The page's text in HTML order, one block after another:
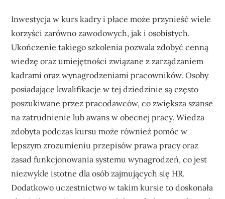
Inwestycja w kurs kadry i płace może przynieść wiele
korzyści zarówno zawodowych, jak i osobistych.
Ukończenie takiego szkolenia pozwala zdobyć cenną
wiedzę oraz umiejętności związane z zarządzaniem
kadrami oraz wynagrodzeniami pracowników. Osoby
posiadające kwalifikacje w tej dziedzinie są często
poszukiwane przez pracodawców, co zwiększa szanse
na zatrudnienie lub awans w obecnej pracy. Wiedza
zdobyta podczas kursu może również pomóc w
lepszym zrozumieniu przepisów prawa pracy oraz
zasad funkcjonowania systemu wynagrodzeń, co jest
niezwykle istotne dla osób zajmujących się HR.
Dodatkowo uczestnictwo w takim kursie to doskonała